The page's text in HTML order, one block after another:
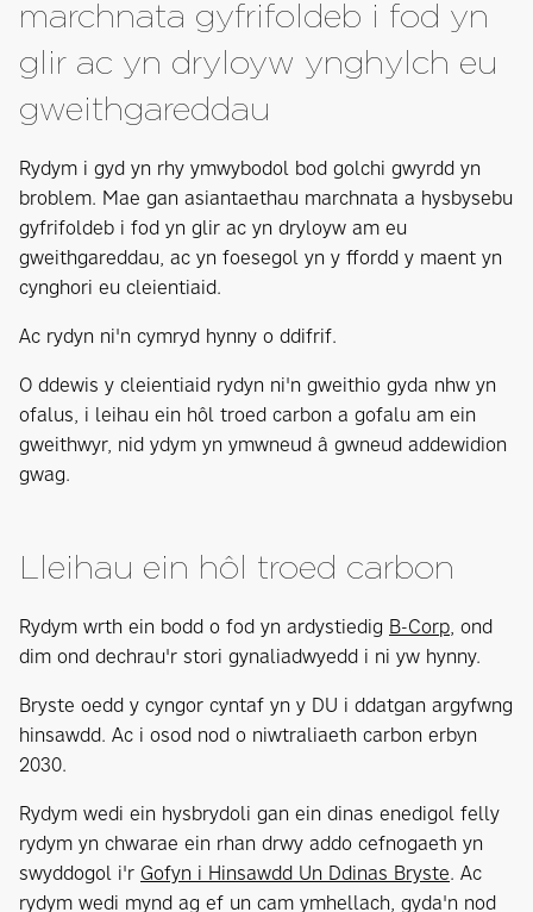
marchnata gyfrifoldeb i fod yn
glir ac yn dryloyw ynghylch eu
gweithgareddau
Rydym i gyd yn rhy ymwybodol bod golchi gwyrdd yn
broblem. Mae gan asiantaethau marchnata a hysbysebu
gyfrifoldeb i fod yn glir ac yn dryloyw am eu
gweithgareddau, ac yn foesegol yn y ffordd y maent yn
cynghori eu cleientiaid.
Ac rydyn ni'n cymryd hynny o ddifrif.
O ddewis y cleientiaid rydyn ni'n gweithio gyda nhw yn
ofalus, i leihau ein hôl troed carbon a gofalu am ein
gweithwyr, nid ydym yn ymwneud â gwneud addewidion
gwag.
Lleihau ein hôl troed carbon
Rydym wrth ein bodd o fod yn ardystiedig B-Corp, ond
dim ond dechrau'r stori gynaliadwyedd i ni yw hynny.
Bryste oedd y cyngor cyntaf yn y DU i ddatgan argyfwng
hinsawdd. Ac i osod nod o niwtraliaeth carbon erbyn
2030.
Rydym wedi ein hysbrydoli gan ein dinas enedigol felly
rydym yn chwarae ein rhan drwy addo cefnogaeth yn
swyddogol i'r Gofyn i Hinsawdd Un Ddinas Bryste. Ac
rydym wedi mynd ag ef un cam ymhellach, gyda'n nod